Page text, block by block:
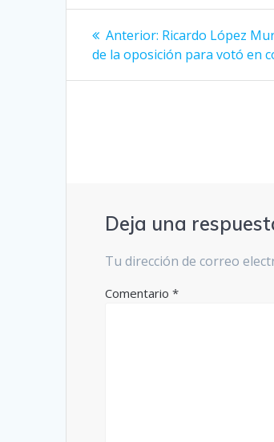
Navegación
de
Anterior: Entrada
anterior:
Ricardo López
de la oposición para votó en
Deja una
Tu dirección de correo
Comentario*